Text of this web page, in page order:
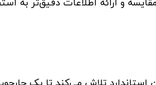
و ارائه اطلاعات دقیق‌تر به